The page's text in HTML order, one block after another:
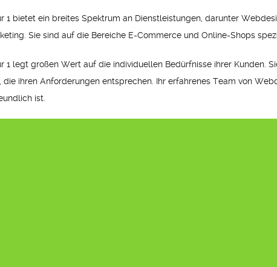
1 bietet ein breites Spektrum an Dienstleistungen, darunter
Sie sind auf die Bereiche E-Commerce und Online-Shops
1 legt großen Wert auf die individuellen Bedürfnisse ihrer Kunden.
die ihren Anforderungen entsprechen. Ihr erfahrenes Team von
ist.